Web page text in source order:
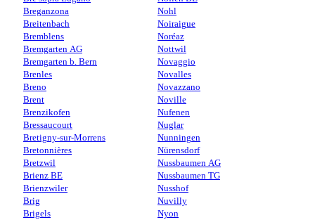
Breganzona
Breitenbach
Bremblens
Bremgarten AG
Bremgarten b. Bern
Brenles
Breno
Brent
Brenzikofen
Bressaucourt
Bretigny-sur-Morrens
Bretonnières
Bretzwil
Brienz BE
Brienzwiler
Brig
Brigels
Nohl
Noiraigue
Noréaz
Nottwil
Novaggio
Novalles
Novazzano
Noville
Nufenen
Nuglar
Nunningen
Nürensdorf
Nussbaumen AG
Nussbaumen TG
Nusshof
Nuvilly
Nyon